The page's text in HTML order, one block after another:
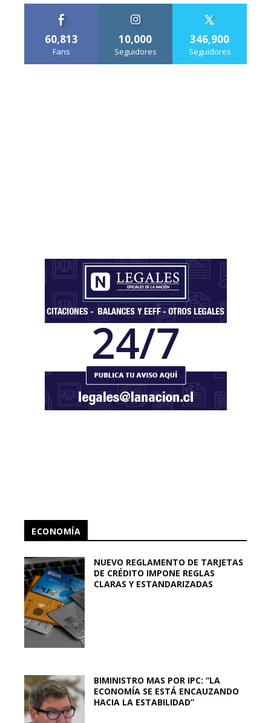
60,813
Fans
10,000
Seguidores
346,900
Seguidores
ECONOMÍA
NUEVO REGLAMENTO DE TARJETAS
DE CRÉDITO IMPONE REGLAS
CLARAS Y ESTANDARIZADAS
BIMINISTRO MAS POR IPC: “LA
ECONOMÍA SE ESTÁ ENCAUZANDO
HACIA LA ESTABILIDAD”